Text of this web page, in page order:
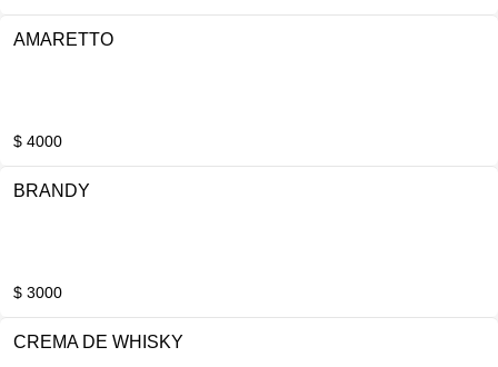
AMARETTO
$ 4000
BRANDY
$ 3000
CREMA DE WHISKY